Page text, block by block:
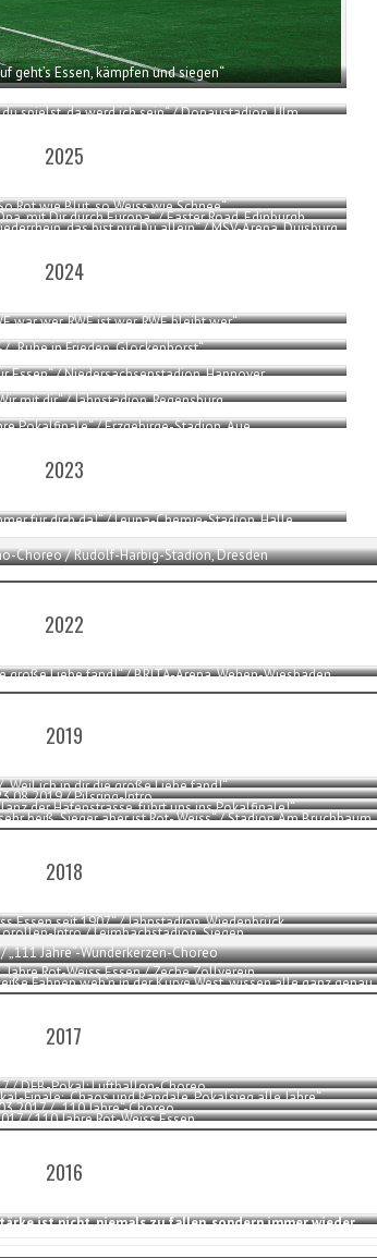
geht’s Essen, kämpfen und siegen“
spielst, da werd ich sein“ / Donaustadion, Ulm
2025
Rot wie Blut, so Weiss wie Schnee“
mit Dir durch Europa“ / Easter Road, Edinburgh
das bist nur Du allein“ / MSV-Arena, Duisburg
2024
war wer, RWE ist wer, RWE bleibt wer“
„Ruhe in Frieden, Glockenhorst“
Essen“ / Niedersachsenstadion, Hannover
mit dir“ / Jahnstadion, Regensburg
Pokalfinale“ / Erzgebirge-Stadion, Aue
2023
für dich da!“ / Leuna-Chemie-Stadion, Halle
Choreo / Rudolf-Harbig-Stadion, Dresden
2022
große Liebe fand!“ / BRITA-Arena, Wehen-Wiesbaden
2019
ich in dir die große Liebe fand!“
/ Pilsring-Intro
der Hafenstrasse, führt uns ins Pokalfinale!“
heiß, Sieger aber ist Rot- Weiss“ / Stadion Am Bruchbaum,
Lippstadt
2018
Essen seit 1907“ / Jahnstadion, Wiedenbrück
Intro / Leimbachstadion, Siegen
„111 Jahre“-Wunderkerzen-Choreo
Rot-Weiss Essen / Zeche Zollverein
Fahnen weh’n in der Kurve West, wissen alle ganz genau,
unser Sieg steht fest“
2017
/ DFB-Pokal: Luftballon-Choreo
Finale: „Chaos und Randale, Pokalsieg alle Jahre“
/ „110 Jahre“-Choreo
/ 110 Jahre Rot-Weiss Essen
2016
ist nicht, niemals zu fallen, sondern immer wieder